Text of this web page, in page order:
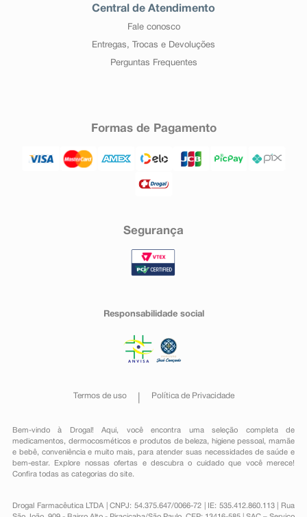
Central de Atendimento
Fale conosco
Entregas, Trocas e Devoluções
Perguntas Frequentes
Formas de Pagamento
Segurança
Responsabilidade social
Termos de uso Política de Privacidade
Bem-vindo à Drogal! Aqui, você encontra uma seleção completa de
medicamentos , dermocosméticos e produtos de beleza, higiene pessoal ,mamãe
e bebê, conveniênciae muito mais, para atender suas necessidades de saúde e
bem-estar. Explore nossas ofertas e descubra o cuidado que você merece!
Confira todas as categorias do site.
Drogal Farmacêutica LTDA | CNPJ: 54.375.647/0066-72 | IE: 535.412.860.113 | Rua